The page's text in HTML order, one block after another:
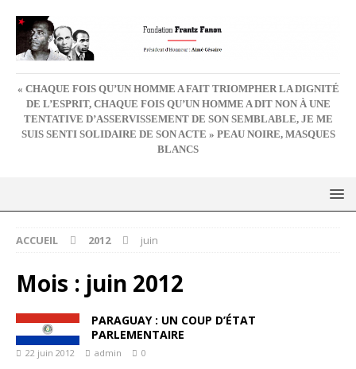
« CHAQUE FOIS QU’UN HOMME A FAIT TRIOMPHER LA DIGNITÉ
DE L’ESPRIT, CHAQUE FOIS QU’UN HOMME A DIT NON À UNE
TENTATIVE D’ASSERVISSEMENT DE SON SEMBLABLE, JE ME
SUIS SENTI SOLIDAIRE DE SON ACTE » PEAU NOIRE, MASQUES
BLANCS
ACCUEIL 2012 juin
Mois : juin 2012
PARAGUAY : UN COUP D’ÉTAT
PARLEMENTAIRE
22 juin 2012 admin 0